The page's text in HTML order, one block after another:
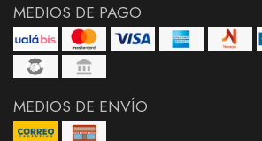
MEDIOS DE PAGO
MEDIOS DE ENVÍO